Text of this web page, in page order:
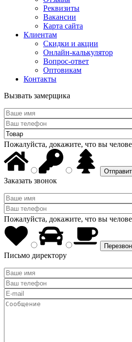
Реквизиты
Вакансии
Карта сайта
Клиентам
Скидки и акции
Онлайн-калькулятор
Вопрос-ответ
Оптовикам
Контакты
Вызвать замерщика
Пожалуйста, докажите, что вы
Заказать звонок
Пожалуйста, докажите, что вы
Письмо директору